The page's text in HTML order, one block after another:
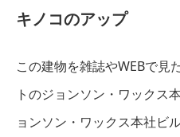
キノコのアップ
この建物を雑誌やWEBで見
トのジョンソン・ワックス
ョンソン・ワックス本社ビ